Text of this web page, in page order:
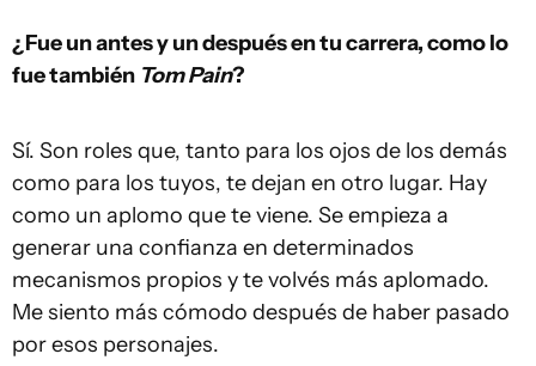
¿Fue un antes y un después en tu carrera, como lo
fue también Tom Pain?
Sí. Son roles que, tanto para los ojos de los demás
como para los tuyos, te dejan en otro lugar. Hay
como un aplomo que te viene. Se empieza a
generar una confianza en determinados
mecanismos propios y te volvés más aplomado.
Me siento más cómodo después de haber pasado
por esos personajes.